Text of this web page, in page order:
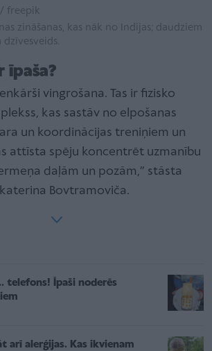
/ freepik
zināšanas, kas nāk no Indijas; daudziem
īpaša?
vingrošana. Tas ir fizisko
kas sastāv no elpošanas
un koordinācijas treniņiem un
attīsta spēju koncentrēt uzmanību
daļām un pozām,” stāsta
Bovtramoviča.
telefons! Īpaši noderēs
arī alerģijas. Kas ikvienam